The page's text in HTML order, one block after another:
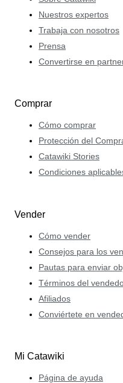
Nuestros expertos
Trabaja con nosotros
Prensa
Convertirse en
Comprar
Cómo comprar
Protección del
Catawiki Stories
Condiciones
Vender
Cómo vender
Consejos para los
Pautas para enviar
Términos del
Afiliados
Conviértete en
Mi Catawiki
Página de ayuda